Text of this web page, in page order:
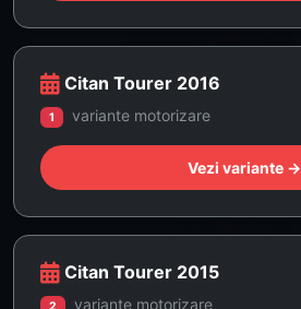
Citan Tourer 2016
1 variante motorizare
Vezi variante →
Citan Tourer 2015
2 variante motorizare